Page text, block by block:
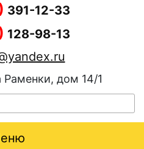
391-12-33
128-98-13
Раменки, дом 14/1